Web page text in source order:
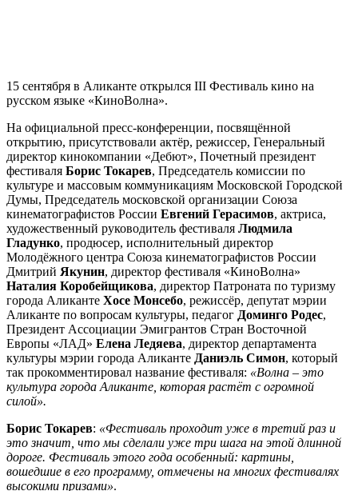
15 сентября в Аликанте открылся III Фестиваль кино на
русском языке «КиноВолна».
На официальной пресс-конференции, посвящённой
открытию, присутствовали актёр, режиссер, Генеральный
директор кинокомпании «Дебют», Почетный президент
фестиваля Борис Токарев, Председатель комиссии по
культуре и массовым коммуникациям Московской Городской
Думы, Председатель московской организации Союза
кинематографистов России Евгений Герасимов, актриса,
художественный руководитель фестиваля Людмила
Гладунко, продюсер, исполнительный директор
Молодёжного центра Союза кинематографистов России
Дмитрий Якунин, директор фестиваля «КиноВолна»
Наталия Коробейщикова, директор Патроната по туризму
города Аликанте Хосе Монсебо, режиссёр, депутат мэрии
Аликанте по вопросам культуры, педагог Доминго Родес,
Президент Ассоциации Эмигрантов Стран Восточной
Европы «ЛАД» Елена Ледяева, директор департамента
культуры мэрии города Аликанте Даниэль Симон, который
так прокомментировал название фестиваля: «Волна – это
культура города Аликанте, которая растёт с огромной
силой».
Борис Токарев: «Фестиваль проходит уже в третий раз и
это значит, что мы сделали уже три шага на этой длинной
дороге. Фестиваль этого года особенный: картины,
вошедшие в его программу, отмечены на многих фестивалях
высокими призами».